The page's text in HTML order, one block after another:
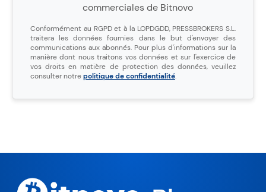
commerciales de Bitnovo
Conformément au RGPD et à la LOPDGDD, PRESSBROKERS S.L.
traitera les données fournies dans le but d'envoyer des
communications aux abonnés. Pour plus d'informations sur la
manière dont nous traitons vos données et sur l'exercice de
vos droits en matière de protection des données, veuillez
consulter notrepolitique de confidentialité.